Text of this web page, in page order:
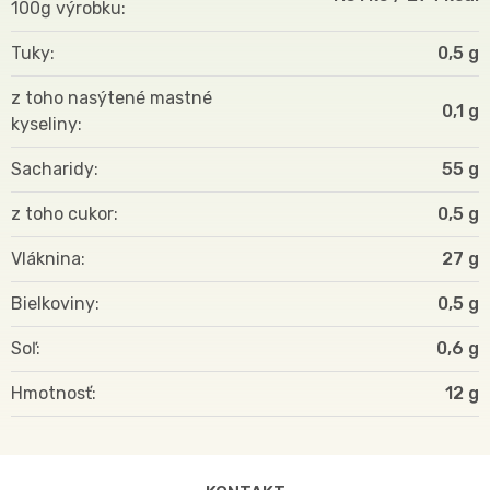
100g výrobku
Tuky 0,5 g
z toho nasýtené mastné
kyseliny
0,1 g
Sacharidy 55 g
z toho cukor 0,5 g
Vláknina 27 g
Bielkoviny 0,5 g
Soľ 0,6 g
Hmotnosť 12